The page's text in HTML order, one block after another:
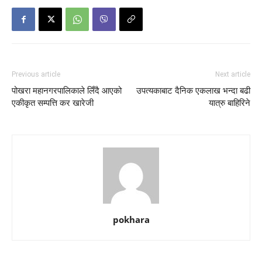
Previous article
पोखरा महानगरपालिकाले लिँदै आएको
एकीकृत सम्पत्ति कर खारेजी
Next article
उपत्यकाबाट दैनिक एकलाख भन्दा बढी
यात्रु बाहिरिने
pokhara